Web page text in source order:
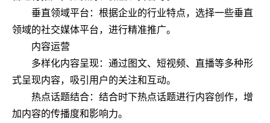
垂直领域平台：根据企业的行业特点，选择一些垂直
领域的社交媒体平台，进行精准推广。
内容运营
多样化内容呈现：通过图文、短视频、直播等多种形
式呈现内容，吸引用户的关注和互动。
热点话题结合：结合时下热点话题进行内容创作，增
加内容的传播度和影响力。